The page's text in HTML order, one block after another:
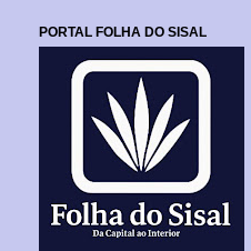
PORTAL FOLHA DO SISAL